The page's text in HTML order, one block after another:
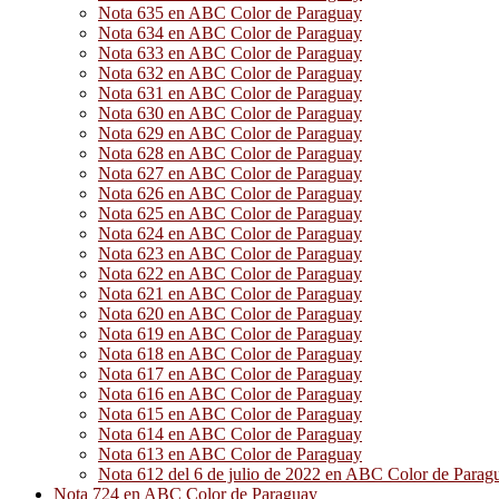
Nota 635 en ABC Color de Paraguay
Nota 634 en ABC Color de Paraguay
Nota 633 en ABC Color de Paraguay
Nota 632 en ABC Color de Paraguay
Nota 631 en ABC Color de Paraguay
Nota 630 en ABC Color de Paraguay
Nota 629 en ABC Color de Paraguay
Nota 628 en ABC Color de Paraguay
Nota 627 en ABC Color de Paraguay
Nota 626 en ABC Color de Paraguay
Nota 625 en ABC Color de Paraguay
Nota 624 en ABC Color de Paraguay
Nota 623 en ABC Color de Paraguay
Nota 622 en ABC Color de Paraguay
Nota 621 en ABC Color de Paraguay
Nota 620 en ABC Color de Paraguay
Nota 619 en ABC Color de Paraguay
Nota 618 en ABC Color de Paraguay
Nota 617 en ABC Color de Paraguay
Nota 616 en ABC Color de Paraguay
Nota 615 en ABC Color de Paraguay
Nota 614 en ABC Color de Paraguay
Nota 613 en ABC Color de Paraguay
Nota 612 del 6 de julio de 2022 en ABC Color de
Nota 724 en ABC Color de Paraguay